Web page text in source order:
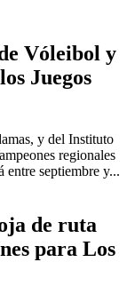
Vóleibol y
Juegos
y del Instituto
regionales
entre septiembre y...
de ruta
para Los